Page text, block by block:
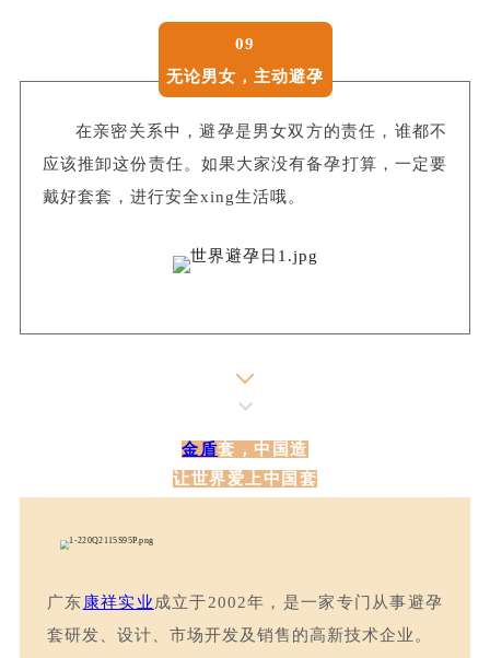
09
无论男女，主动避孕
在亲密关系中，避孕是男女双方的责任，谁都不
应该推卸这份责任。如果大家没有备孕打算，一定要
戴好套套，进行安全xing生活哦。
金盾套，中国造
让世界爱上中国套
广东康祥实业成立于2002年，是一家专门从事避孕
套研发、设计、市场开发及销售的高新技术企业。